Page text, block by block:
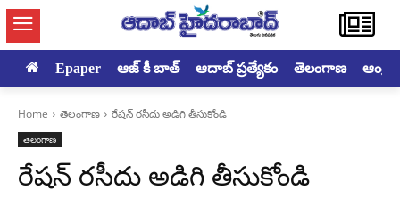
Epaper ఆజ్ కీ బాత్ ఆదాబ్ ప్రత్యేకం తెలంగాణ
Home తెలంగాణ రేషన్ రసీదు అడిగి తీసుకోండి
తెలంగాణ
రేషన్ రసీదు అడిగి తీసుకోండి